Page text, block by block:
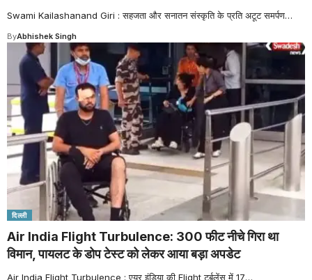
Swami Kailashanand Giri : सहजता और सनातन संस्कृति के प्रति अटूट समर्पण…
ByAbhishek Singh
दिल्ली
Air India Flight Turbulence: 300 फीट नीचे गिरा था
विमान, पायलट के डोप टेस्ट को लेकर आया बड़ा अपडेट
Air India Flight Turbulence : एयर इंडिया की Flight टर्बुलेंस में 17…